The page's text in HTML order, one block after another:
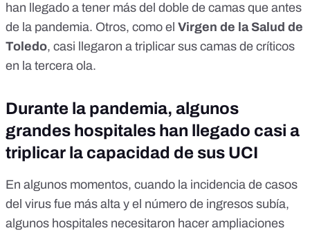
han llegado a tener más del doble de camas que antes
de la pandemia. Otros, como el Virgen de la Salud de
Toledo, casi llegaron a triplicar sus camas de críticos
en la tercera ola.
Durante la pandemia, algunos
grandes hospitales han llegado casi a
triplicar la capacidad de sus UCI
En algunos momentos, cuando la incidencia de casos
del virus fue más alta y el número de ingresos subía,
algunos hospitales necesitaron hacer ampliaciones